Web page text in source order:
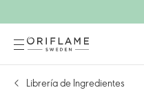
Librería de Ingredientes